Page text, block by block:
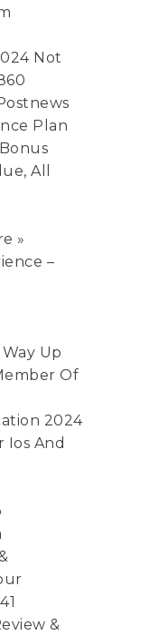
Not
Plan
All
»
–
Up
Of
2024
Ios And
&